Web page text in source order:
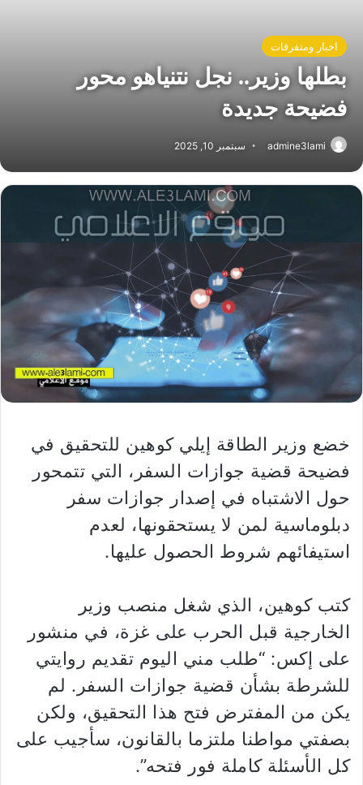
اخبار ومتفرقات
بطلها وزير.. نجل نتنياهو محور
فضيحة جديدة
admine3lami سبتمبر 10, 2025
خضع وزير الطاقة إيلي كوهين للتحقيق في
فضيحة قضية جوازات السفر، التي تتمحور
حول الاشتباه في إصدار جوازات سفر
دبلوماسية لمن لا يستحقونها، لعدم
استيفائهم شروط الحصول عليها.
كتب كوهين، الذي شغل منصب وزير
الخارجية قبل الحرب على غزة، في منشور
على إكس: “طلب مني اليوم تقديم روايتي
للشرطة بشأن قضية جوازات السفر. لم
يكن من المفترض فتح هذا التحقيق، ولكن
بصفتي مواطنا ملتزما بالقانون، سأجيب على
كل الأسئلة كاملة فور فتحه”.